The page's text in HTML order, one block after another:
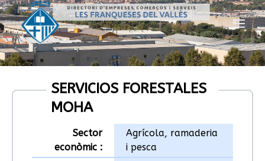
SERVICIOS FORESTALES
MOHA
Sector
econòmic :
Agrícola, ramaderia
i pesca